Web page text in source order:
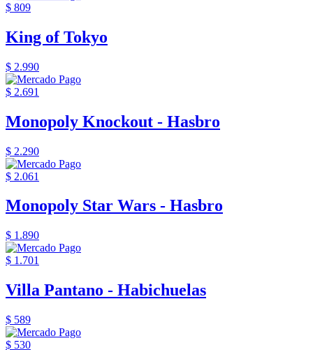
$ 809
King of Tokyo
$ 2.990
$ 2.691
Monopoly Knockout - Hasbro
$ 2.290
$ 2.061
Monopoly Star Wars - Hasbro
$ 1.890
$ 1.701
Villa Pantano - Habichuelas
$ 589
$ 530